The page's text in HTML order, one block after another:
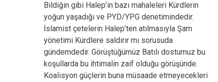
Bildiğin gibi Halep’in bazı mahaleleri Kürdlerin
yoğun yaşadığı ve PYD/YPG denetimindedir.
İslamist çetelerin Halep’ten atılmasıyla Şam
yönetimi Kürdlere saldırır mı sorusuda
gündemdedir. Görüştüğümüz Batılı dostumuz bu
koşullarda bu ihtimalin zaif olduğu görüşünde.
Koalisyon güçlerin buna müsaade etmeyecekleri